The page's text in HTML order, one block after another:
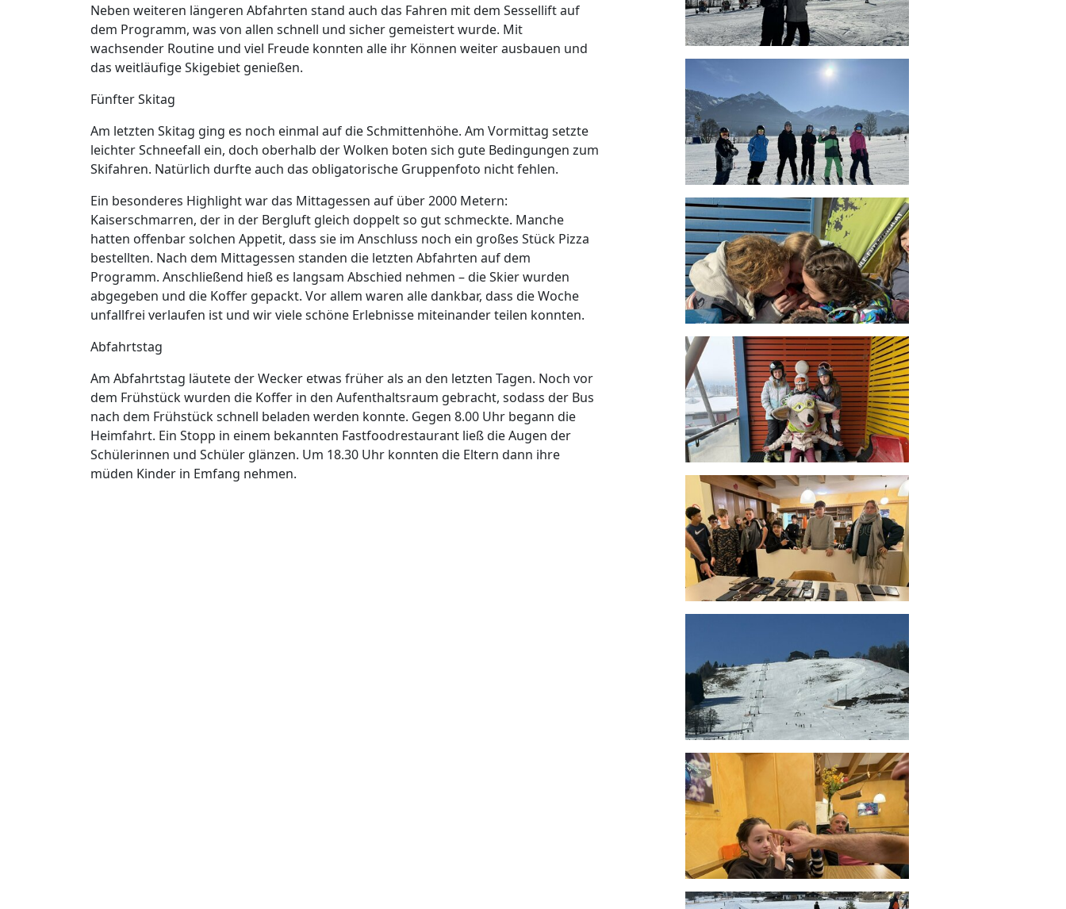
Neben weiteren längeren Abfahrten stand auch das Fahren mit dem Sessellift auf
dem Programm, was von allen schnell und sicher gemeistert wurde. Mit
wachsender Routine und viel Freude konnten alle ihr Können weiter ausbauen und
das weitläufige Skigebiet genießen.
Fünfter Skitag
Am letzten Skitag ging es noch einmal auf die Schmittenhöhe. Am Vormittag setzte
leichter Schneefall ein, doch oberhalb der Wolken boten sich gute Bedingungen zum
Skifahren. Natürlich durfte auch das obligatorische Gruppenfoto nicht fehlen.
Ein besonderes Highlight war das Mittagessen auf über 2000 Metern:
Kaiserschmarren, der in der Bergluft gleich doppelt so gut schmeckte. Manche
hatten offenbar solchen Appetit, dass sie im Anschluss noch ein großes Stück Pizza
bestellten. Nach dem Mittagessen standen die letzten Abfahrten auf dem
Programm. Anschließend hieß es langsam Abschied nehmen – die Skier wurden
abgegeben und die Koffer gepackt. Vor allem waren alle dankbar, dass die Woche
unfallfrei verlaufen ist und wir viele schöne Erlebnisse miteinander teilen konnten.
Abfahrtstag
Am Abfahrtstag läutete der Wecker etwas früher als an den letzten Tagen. Noch vor
dem Frühstück wurden die Koffer in den Aufenthaltsraum gebracht, sodass der Bus
nach dem Frühstück schnell beladen werden konnte. Gegen 8.00 Uhr begann die
Heimfahrt. Ein Stopp in einem bekannten Fastfoodrestaurant ließ die Augen der
Schülerinnen und Schüler glänzen. Um 18.30 Uhr konnten die Eltern dann ihre
müden Kinder in Emfang nehmen.